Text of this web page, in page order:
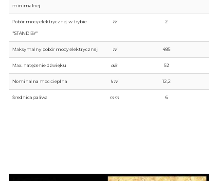
minimalnej
Pobór mocy elektrycznej w trybie
"STAND BY"
W 2
Maksymalny pobór mocy elektrycznej W 485
Max. natężenie dźwięku dB 52
Nominalna moc cieplna kW 12,2
Średnica paliwa mm 6